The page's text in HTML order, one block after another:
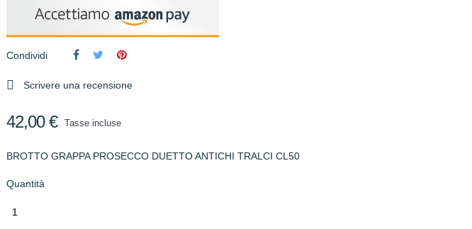
Condividi
 Scrivere una recensione
42,00 € Tasse incluse
BROTTO GRAPPA PROSECCO DUETTO ANTICHI TRALCI CL50
Quantità